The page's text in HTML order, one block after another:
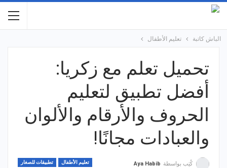
الباش كاتبة تعليم الأطفال
تحميل تعلم مع زكريا:
أفضل تطبيق لتعليم
الحروف والأرقام والألوان
والعبادات مجانًا!
تعليم الأطفال تطبيقات للصغار كُتِب بواسطة Aya Habib